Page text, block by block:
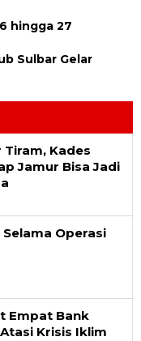
hingga 27
Sulbar Gelar
Kades
Jamur Bisa Jadi
Selama Operasi
Empat Bank
Krisis Iklim